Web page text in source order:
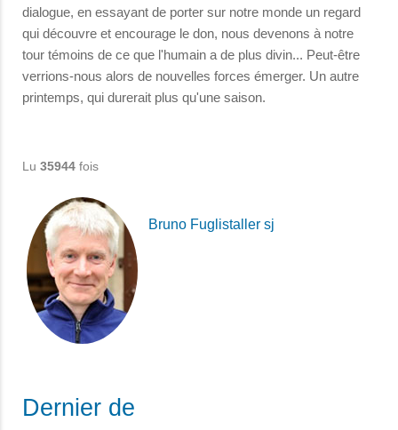
dialogue, en essayant de porter sur notre monde un regard
qui découvre et encourage le don, nous devenons à notre
tour témoins de ce que l'humain a de plus divin... Peut-être
verrions-nous alors de nouvelles forces émerger. Un autre
printemps, qui durerait plus qu'une saison.
Lu 35944 fois
Bruno Fuglistaller sj
Dernier de